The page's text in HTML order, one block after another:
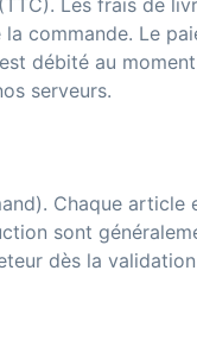
commande. Le
débité au
serveurs.
Chaque
sont
dès la